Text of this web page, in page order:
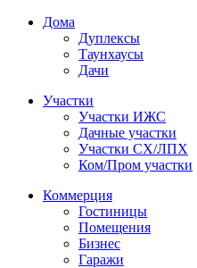
Дома
Дуплексы
Таунхаусы
Дачи
Участки
Участки ИЖС
Дачные участки
Участки СХ/ЛПХ
Ком/Пром участки
Коммерция
Гостиницы
Помещения
Бизнес
Гаражи